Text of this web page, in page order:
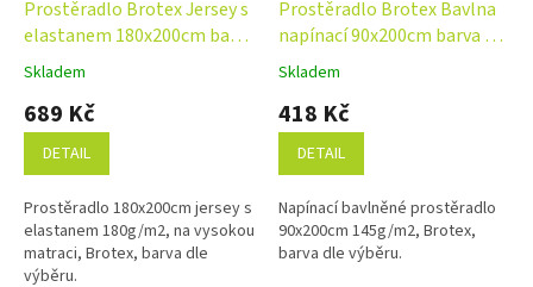
Prostěradlo Brotex Jersey s
elastanem 180x200cm barva
dle výběru NA VYSOKOU
Průměrné
hodnocení
produktu
4,6
5
hvězdiček.
Skladem
689 Kč
DETAIL
Prostěradlo 180x200cm jersey s
elastanem 180g/m2, na vysokou
matraci, Brotex, barva dle
výběru.
Prostěradlo Brotex Bavlna
napínací 90x200cm barva dle
výběru
Průměrné
hodnocení
produktu
4,5
5
hvězdiček.
Skladem
418 Kč
DETAIL
Napínací bavlněné prostěradlo
90x200cm 145g/m2, Brotex,
barva dle výběru.